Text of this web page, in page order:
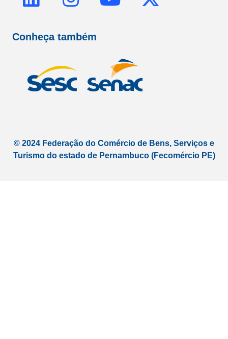
i
n
k
d
n
s
t
a
g
m
o
u
b
-
r
Conheça também
© 2024 Federação do Comércio de Bens, Serviços e
Turismo do estado de Pernambuco (Fecomércio PE)